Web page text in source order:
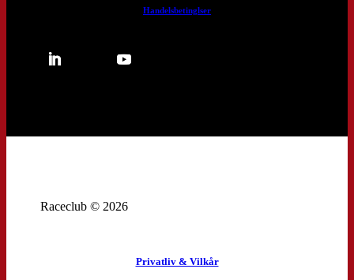
Handelsbetinglser
Raceclub © 2026
Privatliv & Vilkår